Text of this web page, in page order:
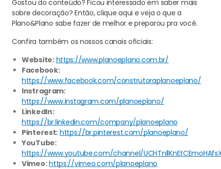
Gostou do conteúdo? Ficou interessado em saber mais
sobre decoração? Então, clique aqui e veja o que a
Plano&Plano sabe fazer de melhor e preparou pra você.
Confira também os nossos canais oficiais:
Website: https://www.planoeplano.com.br/
Facebook:
https://www.facebook.com/construtoraplanoeplano/
Instragram:
https://www.instagram.com/planoeplano/
LinkedIn:
https://br.linkedin.com/company/planoeplano
Pinterest: https://br.pinterest.com/planoeplano/
YouTube:
https://www.youtube.com/channel/
Vimeo:https://vimeo.com/planoeplano